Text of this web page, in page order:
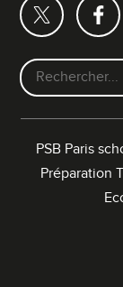
F
PSB Paris
Préparation